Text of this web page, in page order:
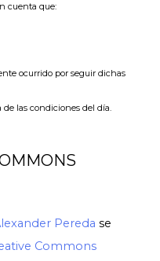
cuenta que:
ocurrido por seguir dichas
de las condiciones del día.
Pereda se
Commons